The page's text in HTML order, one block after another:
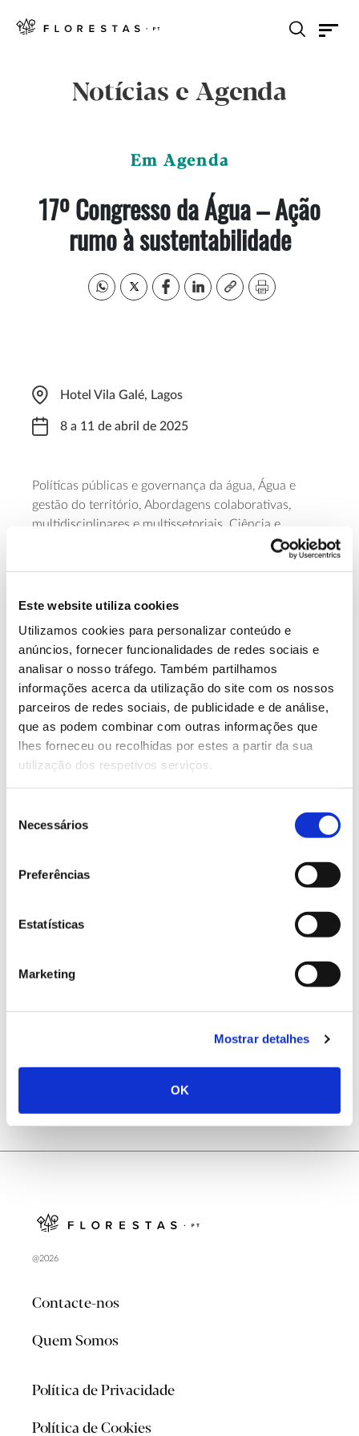
Este website utiliza cookies
Utilizamos cookies para personalizar conteúdo e
anúncios, fornecer funcionalidades de redes sociais e
analisar o nosso tráfego. Também partilhamos
informações acerca da utilização do site com os nossos
parceiros de redes sociais, de publicidade e de análise,
que as podem combinar com outras informações que
lhes forneceu ou recolhidas por estes a partir da sua
utilização dos respetivos serviços.
Necessários
Preferências
Estatísticas
Marketing
Mostrar detalhes
OK
Notícias e Agenda
Em Agenda
17º Congresso da Água – Ação
rumo à sustentabilidade
Hotel Vila Galé, Lagos
8 a 11 de abril de 2025
Políticas públicas e governança da água, Água e
gestão do território, Abordagens colaborativas,
multidisciplinares e multissetoriais, Ciência e
tecnologia para a inovação no domínio da água,
Soluções de base natural e Nexus água, energia e
último dia será dedicado a visitas técnicas.
Saiba mais
13.07.2026
Genoma do priolo e de outras espécies em risco:
conhecer para conservar
02.07.2026
Registar galhas de Trichi em acácia-das-espigas:
cidadãos chamados a ajudar
25.06.2026
@2026
Contacte-nos
Quem Somos
Política de Privacidade
Política de Cookies